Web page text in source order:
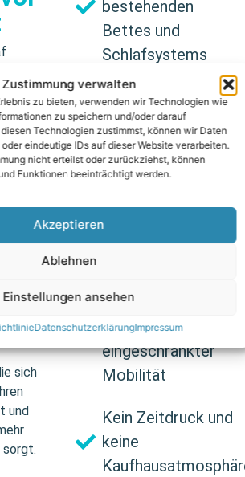
Zustimmung verwalten
zu bieten, verwenden wir Technologien wie
zu speichern und/oder darauf
Technologien zustimmst, können wir Daten
eindeutige IDs auf dieser Website verarbeiten.
nicht erteilst oder zurückziehst, können
Funktionen beeinträchtigt werden.
Akzeptieren
Ablehnen
Einstellungen ansehen
DatenschutzerklärungImpressum
zu
auf
für
sich
und
bestehenden
Bettes und
Schlafsystems
Realistische
Einschätzung
Ihrer
Raumsituation
Persönliche und
Besonders
angenehm bei
eingeschränkter
Mobilität
Kein Zeitdruck und
keine